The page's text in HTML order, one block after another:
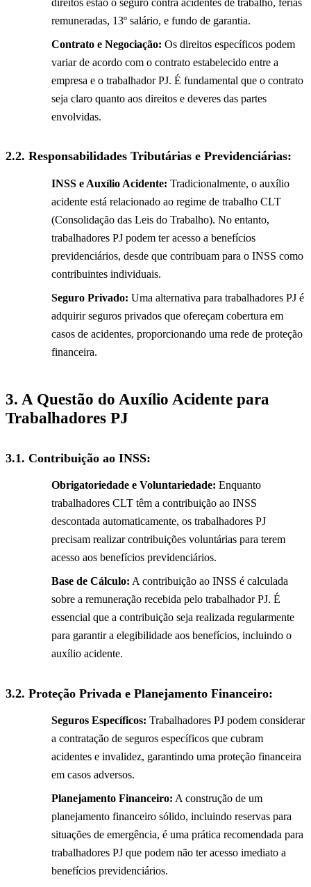
remuneradas, 13º salário, e fundo de garantia.
Contrato e Negociação: Os direitos específicos podem
variar de acordo com o contrato estabelecido entre a
empresa e o trabalhador PJ. É fundamental que o contrato
seja claro quanto aos direitos e deveres das partes
envolvidas.
2.2. Responsabilidades Tributárias e Previdenciárias:
INSS e Auxílio Acidente: Tradicionalmente, o auxílio
acidente está relacionado ao regime de trabalho CLT
(Consolidação das Leis do Trabalho). No entanto,
trabalhadores PJ podem ter acesso a benefícios
previdenciários, desde que contribuam para o INSS como
contribuintes individuais.
Seguro Privado: Uma alternativa para trabalhadores PJ é
adquirir seguros privados que ofereçam cobertura em
casos de acidentes, proporcionando uma rede de proteção
financeira.
3. A Questão do Auxílio Acidente para
Trabalhadores PJ
3.1. Contribuição ao INSS:
Obrigatoriedade e Voluntariedade: Enquanto
trabalhadores CLT têm a contribuição ao INSS
descontada automaticamente, os trabalhadores PJ
precisam realizar contribuições voluntárias para terem
acesso aos benefícios previdenciários.
Base de Cálculo: A contribuição ao INSS é calculada
sobre a remuneração recebida pelo trabalhador PJ. É
essencial que a contribuição seja realizada regularmente
para garantir a elegibilidade aos benefícios, incluindo o
auxílio acidente.
3.2. Proteção Privada e Planejamento Financeiro:
Seguros Específicos: Trabalhadores PJ podem considerar
a contratação de seguros específicos que cubram
acidentes e invalidez, garantindo uma proteção financeira
em casos adversos.
Planejamento Financeiro: A construção de um
planejamento financeiro sólido, incluindo reservas para
situações de emergência, é uma prática recomendada para
trabalhadores PJ que podem não ter acesso imediato a
benefícios previdenciários.